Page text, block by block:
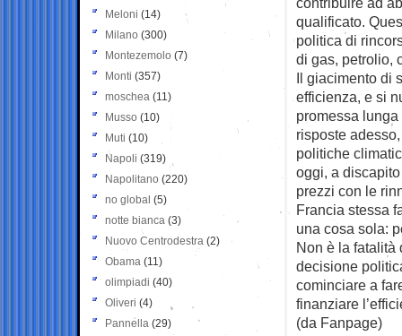
qualificato.
politica di
di gas, petrolio,
Il giacimento di
efficienza, e si
promessa
risposte
politiche
oggi, a
prezzi con le
Francia stessa
una cosa sola:
Non è la fatalità
decisione
cominciare a
finanziare
(da Fanpage)
Meloni (14)
Milano (300)
Montezemolo (7)
Monti (357)
moschea (11)
Musso (10)
Muti (10)
Napoli (319)
Napolitano (220)
no global (5)
notte bianca (3)
Nuovo Centrodestra (2)
Obama (11)
olimpiadi (40)
Oliveri (4)
Pannella (29)